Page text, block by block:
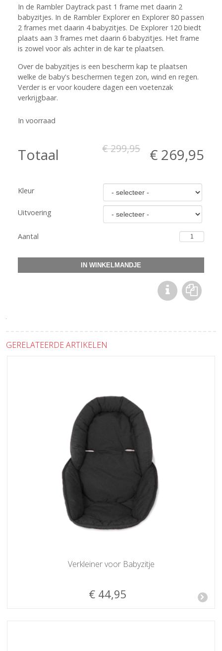
In de Rambler Daytrack past 1 frame met daarin 2
babyzitjes. In de Rambler Explorer en Explorer 80 passen
2 frames met daarin 4 babyzitjes. De Explorer 120 biedt
plaats aan 3 frames met daarin 6 babyzitjes. Het frame
is zowel voor als achter in de kar te plaatsen.
Over de babyzitjes is een bescherm kap te plaatsen
welke de baby's beschermen tegen zon, wind en regen.
Verder is er voor koudere dagen een voetenzak
verkrijgbaar.
In voorraad
Totaal € 299,95 € 269,95
Kleur
Uitvoering
Aantal
GERELATEERDE ARTIKELEN
Verkleiner voor Babyzitje
€ 44,95